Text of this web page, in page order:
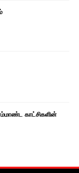
காட்சிகளின்